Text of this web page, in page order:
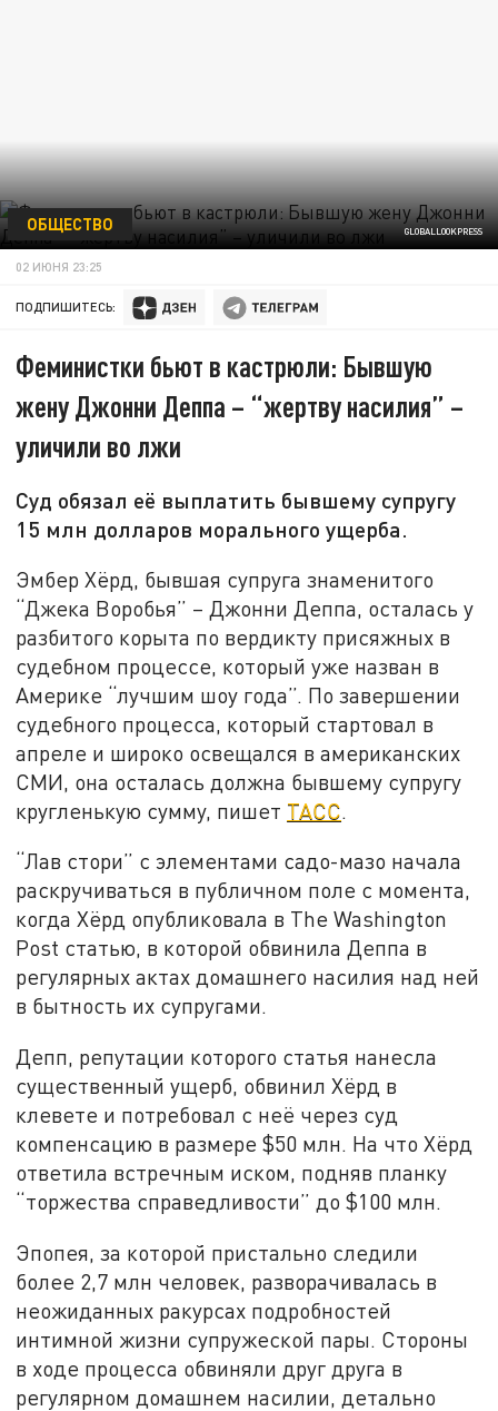
GLOBALLOOKPRESS
ОБЩЕСТВО
02 ИЮНЯ 23:25
ПОДПИШИТЕСЬ:
Феминистки бьют в кастрюли: Бывшую
жену Джонни Деппа – “жертву насилия” –
уличили во лжи
Суд обязал её выплатить бывшему супругу
15 млн долларов морального ущерба.
Эмбер Хёрд, бывшая супруга знаменитого
“Джека Воробья” – Джонни Деппа, осталась у
разбитого корыта по вердикту присяжных в
судебном процессе, который уже назван в
Америке “лучшим шоу года”. По завершении
судебного процесса, который стартовал в
апреле и широко освещался в американских
СМИ, она осталась должна бывшему супругу
кругленькую сумму, пишет ТАСС.
“Лав стори” с элементами садо-мазо начала
раскручиваться в публичном поле с момента,
когда Хёрд опубликовала в The Washington
Post статью, в которой обвинила Деппа в
регулярных актах домашнего насилия над ней
в бытность их супругами.
Депп, репутации которого статья нанесла
существенный ущерб, обвинил Хёрд в
клевете и потребовал с неё через суд
компенсацию в размере $50 млн. На что Хёрд
ответила встречным иском, подняв планку
“торжества справедливости” до $100 млн.
Эпопея, за которой пристально следили
более 2,7 млн человек, разворачивалась в
неожиданных ракурсах подробностей
интимной жизни супружеской пары. Стороны
в ходе процесса обвиняли друг друга в
регулярном домашнем насилии, детально